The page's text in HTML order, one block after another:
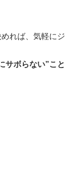
れば、気軽にジ
サボらない”こと